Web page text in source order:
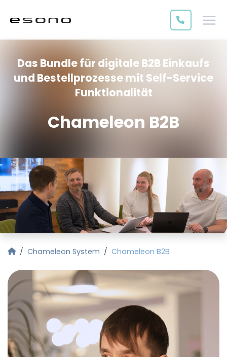
Das Bundle für digitale B2B Einkaufs
und Bestellprozesse mit Self-Service
Funktionalität
Chameleon B2B
Startseite
Chameleon System Chameleon B2B